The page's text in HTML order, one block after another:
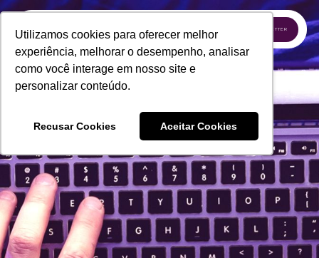
Utilizamos cookies para oferecer melhor
experiência, melhorar o desempenho, analisar
como você interage em nosso site e
personalizar conteúdo.
Recusar Cookies Aceitar Cookies
INSCREVA-SE NA NEWSLETTER